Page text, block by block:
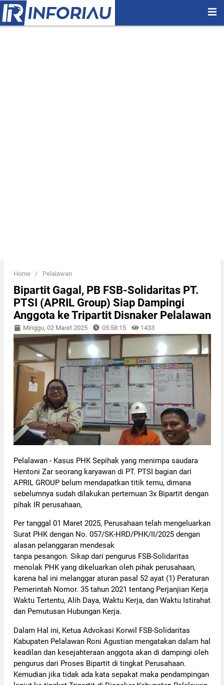
Home / Pelalawan
Bipartit Gagal, PB FSB-Solidaritas PT.
PTSI (APRIL Group) Siap Dampingi
Anggota ke Tripartit Disnaker Pelalawan
Minggu, 02 Maret 2025 05:58:15 1433
Pelalawan - Kasus PHK Sepihak yang menimpa saudara
Hentoni Zar seorang karyawan di PT. PTSI bagian dari
APRIL GROUP belum mendapatkan titik temu, dimana
sebelumnya sudah dilakukan pertemuan 3x Bipartit dengan
pihak IR perusahaan,
Per tanggal 01 Maret 2025, Perusahaan telah mengeluarkan
Surat PHK dengan No. 057/SK-HRD/PHK/II/2025 dengan
alasan pelanggaran mendesak
tanpa pesangon. Sikap dari pengurus FSB-Solidaritas
menolak PHK yang dikeluarkan oleh pihak perusahaan,
karena hal ini melanggar aturan pasal 52 ayat (1) Peraturan
Pemerintah Nomor. 35 tahun 2021 tentang Perjanjian Kerja
Waktu Tertentu, Alih Daya, Waktu Kerja, dan Waktu Istirahat
dan Pemutusan Hubungan Kerja.
Dalam Hal ini, Ketua Advokasi Korwil FSB-Solidaritas
Kabupaten Pelalawan Roni Agustian mengatakan dalam hal
keadilan dan kesejahteraan anggota akan di dampingi oleh
pengurus dari Proses Bipartit di tingkat Perusahaan.
Kemudian jika tidak ada kata sepakat maka pendampingan